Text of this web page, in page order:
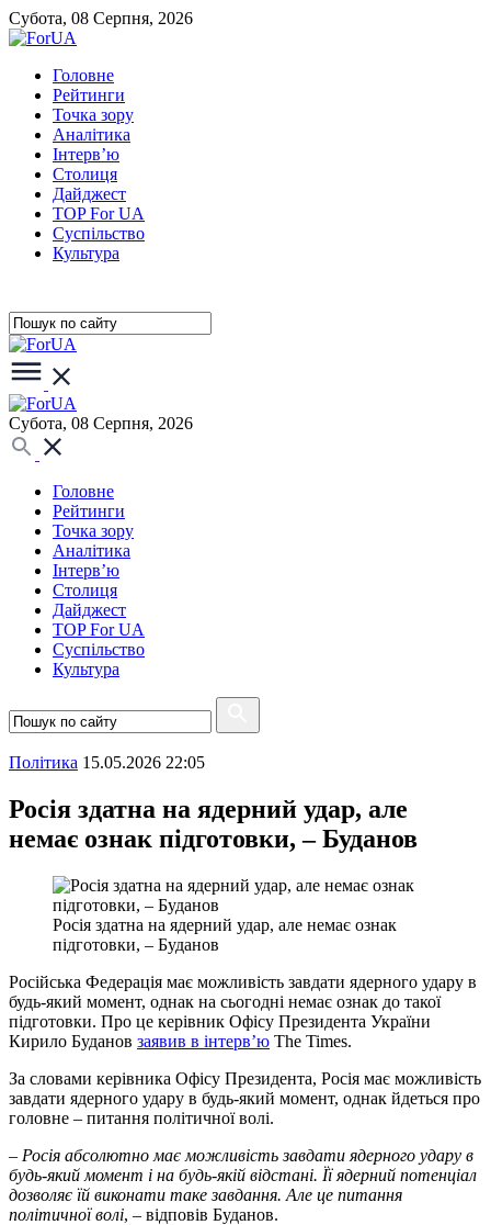
Субота, 08 Серпня, 2026
Головне
Рейтинги
Точка зору
Аналітика
Інтерв’ю
Столиця
Дайджест
TOP For UA
Суспiльство
Культура
Субота, 08 Серпня, 2026
Головне
Рейтинги
Точка зору
Аналітика
Інтерв’ю
Столиця
Дайджест
TOP For UA
Суспiльство
Культура
Полiтика 15.05.2026 22:05
Росія здатна на ядерний удар, але
немає ознак підготовки, – Буданов
Росія здатна на ядерний удар, але немає ознак
підготовки, – Буданов
Російська Федерація має можливість завдати ядерного удару в
будь-який момент, однак на сьогодні немає ознак до такої
підготовки. Про це керівник Офісу Президента України
Кирило Буданов заявив в інтерв’ю The Times.
За словами керівника Офісу Президента, Росія має можливість
завдати ядерного удару в будь-який момент, однак йдеться про
головне – питання політичної волі.
– Росія абсолютно має можливість завдати ядерного удару в
будь-який момент і на будь-якій відстані. Її ядерний потенціал
дозволяє їй виконати таке завдання. Але це питання
політичної волі, – відповів Буданов.